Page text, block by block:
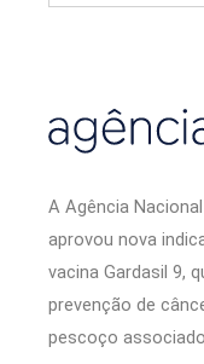
A Agência
aprovou nova
vacina Gardasil 9,
prevenção de
pescoço